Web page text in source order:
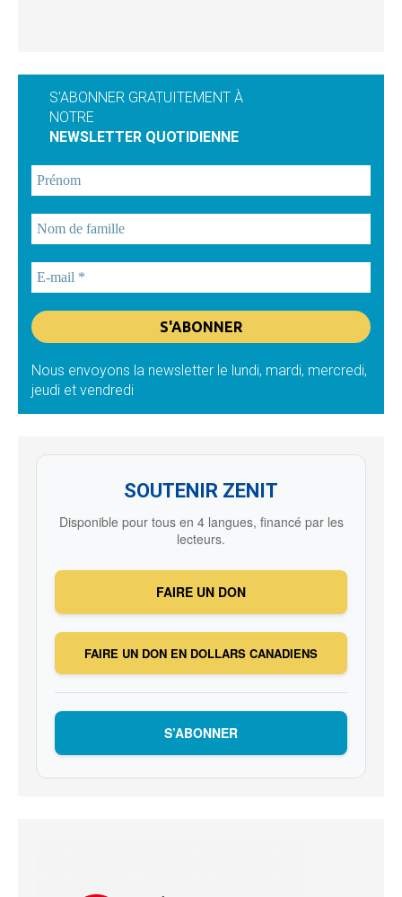
S'ABONNER GRATUITEMENT À
NOTRE
NEWSLETTER QUOTIDIENNE
Nous envoyons la newsletter le lundi, mardi, mercredi,
jeudi et vendredi
SOUTENIR ZENIT
Disponible pour tous en 4 langues, financé par les
lecteurs.
FAIRE UN DON
FAIRE UN DON EN DOLLARS CANADIENS
S’ABONNER